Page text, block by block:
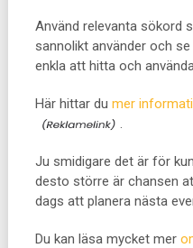
Använd relevanta sökord
sannolikt använder och
enkla att hitta och
Här hittar du mer
.
Ju smidigare det är för
desto större är chansen
dags att planera nästa
Du kan läsa mycket mer